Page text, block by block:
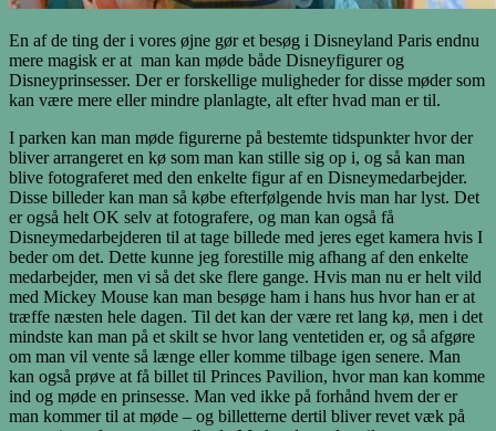
En af de ting der i vores øjne gør et besøg i Disneyland Paris endnu
mere magisk er at man kan møde både Disneyfigurer og
Disneyprinsesser. Der er forskellige muligheder for disse møder som
kan være mere eller mindre planlagte, alt efter hvad man er til.
I parken kan man møde figurerne på bestemte tidspunkter hvor der
bliver arrangeret en kø som man kan stille sig op i, og så kan man
blive fotograferet med den enkelte figur af en Disneymedarbejder.
Disse billeder kan man så købe efterfølgende hvis man har lyst. Det
er også helt OK selv at fotografere, og man kan også få
Disneymedarbejderen til at tage billede med jeres eget kamera hvis I
beder om det. Dette kunne jeg forestille mig afhang af den enkelte
medarbejder, men vi så det ske flere gange. Hvis man nu er helt vild
med Mickey Mouse kan man besøge ham i hans hus hvor han er at
træffe næsten hele dagen. Til det kan der være ret lang kø, men i det
mindste kan man på et skilt se hvor lang ventetiden er, og så afgøre
om man vil vente så længe eller komme tilbage igen senere. Man
kan også prøve at få billet til Princes Pavilion, hvor man kan komme
ind og møde en prinsesse. Man ved ikke på forhånd hvem der er
man kommer til at møde – og billetterne dertil bliver revet væk på